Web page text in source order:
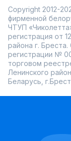
Copyright 2012-
фирменной
ЧТУП
регистрация от
района г.
регистрации №
торговом
Ленинского
Беларусь,